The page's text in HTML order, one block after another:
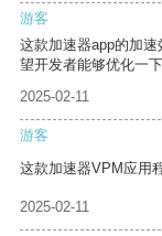
游客
这款加速器app的加
望开发者能够优化一下
2025-02-11
游客
这款加速器VPM应用
2025-02-11